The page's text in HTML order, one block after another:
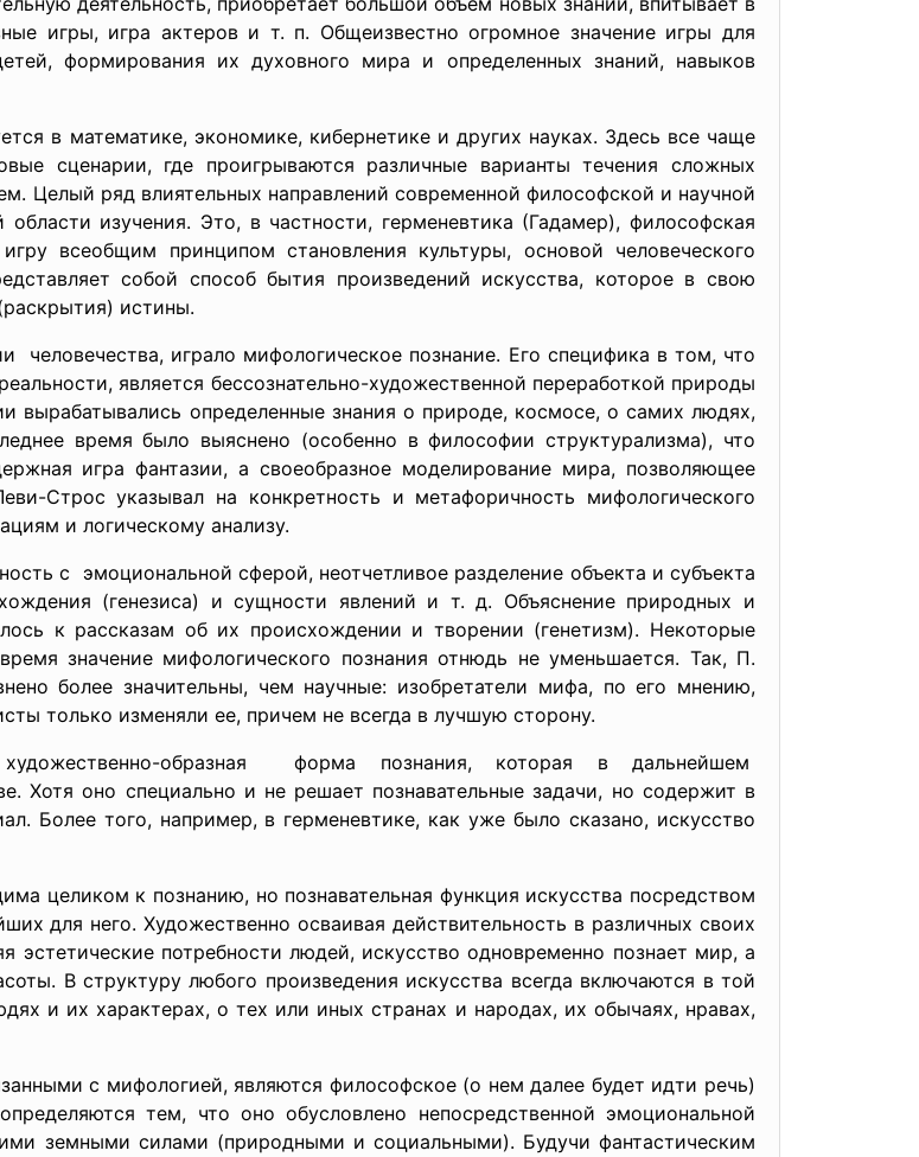
игры, игра актеров и т. п. Общеизвестно огромное значение игры для
формирования их духовного мира и определенных знаний, навыков
в математике, экономике, кибернетике и других науках. Здесь все чаще
сценарии, где проигрываются различные варианты течения сложных
Целый ряд влиятельных направлений современной философской и научной
изучения. Это, в частности, герменевтика (Гадамер), философская
всеобщим принципом становления культуры, основой человеческого
собой способ бытия произведений искусства, которое в свою
истины.
играло мифологическое познание. Его специфика в том, что
является бессознательно-художественной переработкой природы
вырабатывались определенные знания о природе, космосе, о самих людях,
время было выяснено (особенно в философии структурализма), что
игра фантазии, а своеобразное моделирование мира, позволяющее
Строс указывал на конкретность и метафоричность мифологического
и логическому анализу.
с эмоциональной сферой, неотчетливое разделение объекта и субъекта
(генезиса) и сущности явлений и т. д. Объяснение природных и
к рассказам об их происхождении и творении (генетизм). Некоторые
значение мифологического познания отнюдь не уменьшается. Так, П.
более значительны, чем научные: изобретатели мифа, по его мнению,
только изменяли ее, причем не всегда в лучшую сторону.
образная форма познания, которая в дальнейшем
Хотя оно специально и не решает познавательные задачи, но содержит в
Более того, например, в герменевтике, как уже было сказано, искусство
целиком к познанию, но познавательная функция искусства посредством
для него. Художественно осваивая действительность в различных своих
эстетические потребности людей, искусство одновременно познает мир, а
В структуру любого произведения искусства всегда включаются в той
и их характерах, о тех или иных странах и народах, их обычаях, нравах,
с мифологией, являются философское (о нем далее будет идти речь)
тем, что оно обусловлено непосредственной эмоциональной
земными силами (природными и социальными). Будучи фантастическим